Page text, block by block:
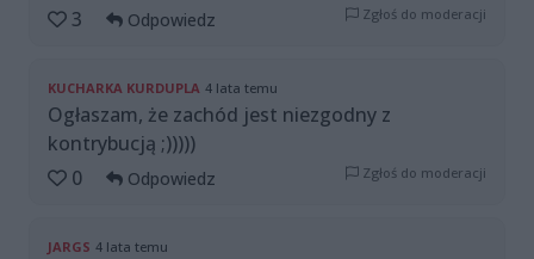
3
Odpowiedz Zgłoś do moderacji
KUCHARKA KURDUPLA 4 lata temu
Ogłaszam, że zachód jest niezgodny z
kontrybucją ;)))))
0
Odpowiedz Zgłoś do moderacji
JARGS 4 lata temu